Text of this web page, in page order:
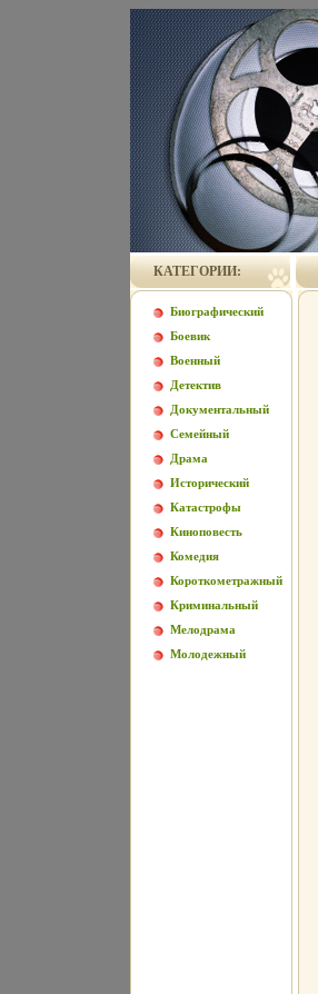
КАТЕГОРИИ:
Биографический
Боевик
Военный
Детектив
Документальный
Семейный
Драма
Исторический
Катастрофы
Киноповесть
Комедия
Короткометражный
Криминальный
Мелодрама
Молодежный